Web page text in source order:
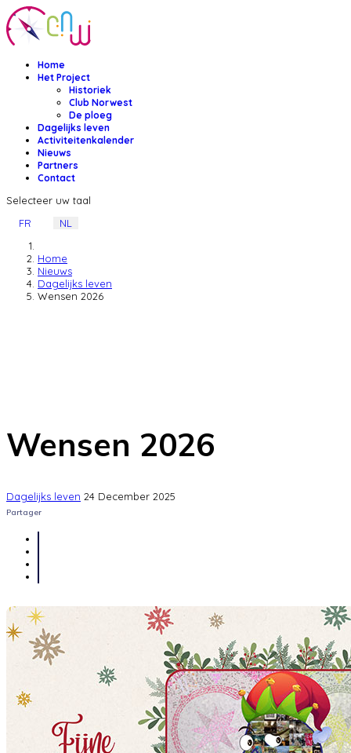
Home
Het Project
Historiek
Club Norwest
De ploeg
Dagelijks leven
Activiteitenkalender
Nieuws
Partners
Contact
Selecteer uw taal
FR
NL
Home
Nieuws
Dagelijks leven
Wensen 2026
Wensen 2026
Dagelijks leven 24 December 2025
Partager